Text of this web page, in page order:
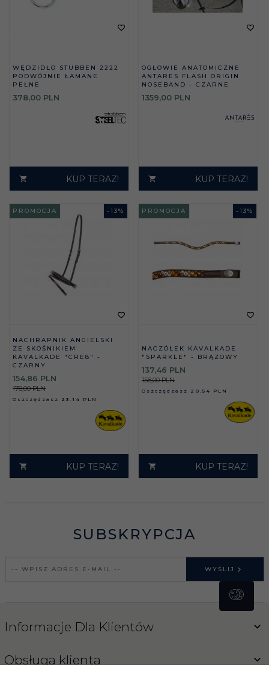
WĘDZIDŁO STUBBEN 2222
PODWÓJNIE ŁAMANE
PEŁNE
378,00 PLN
KUP TERAZ!
OGŁOWIE ANATOMICZNE
ANTARES FLASH ORIGIN
NOSEBAND - CZARNE
1359,00 PLN
KUP TERAZ!
- 13%
PROMOCJA
NACHRAPNIK ANGIELSKI
ZE SKOŚNIKIEM
KAVALKADE "CRE8" -
CZARNY
154,86 PLN
178,00 PLN
Oszczędzasz 23.14 PLN
KUP TERAZ!
- 13%
PROMOCJA
NACZÓŁEK KAVALKADE
"SPARKLE" - BRĄZOWY
137,46 PLN
158,00 PLN
Oszczędzasz 20.54 PLN
KUP TERAZ!
SUBSKRYPCJA
WYŚLIJ
Informacje Dla Klientów
Obsługa klienta